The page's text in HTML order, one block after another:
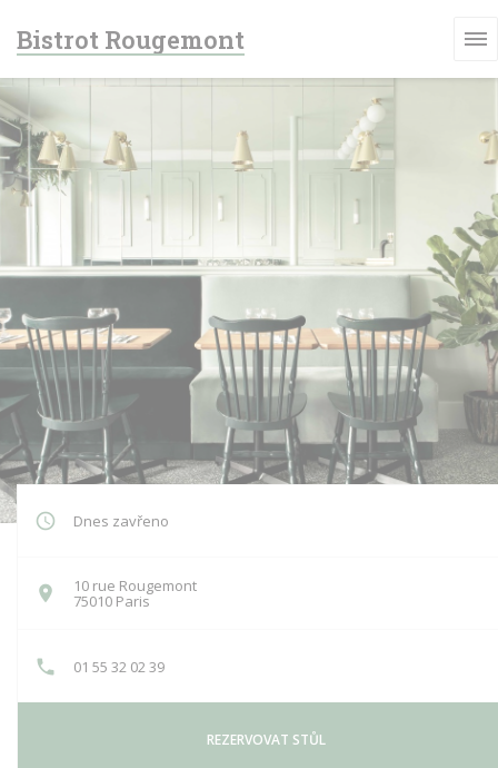
Bistrot Rougemont
Dnes zavřeno
10 rue Rougemont
75010 Paris((otevře se v novém okně))
01 55 32 02 39
REZERVOVAT STŮL